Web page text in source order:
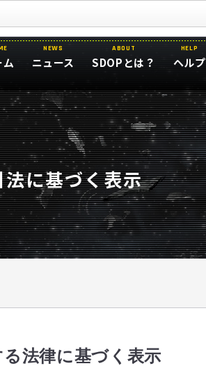
ム
NEWS
ニュース
ABOUT
SDOPとは？
HELP
ヘルプ
に基づく表示
法律に基づく表示